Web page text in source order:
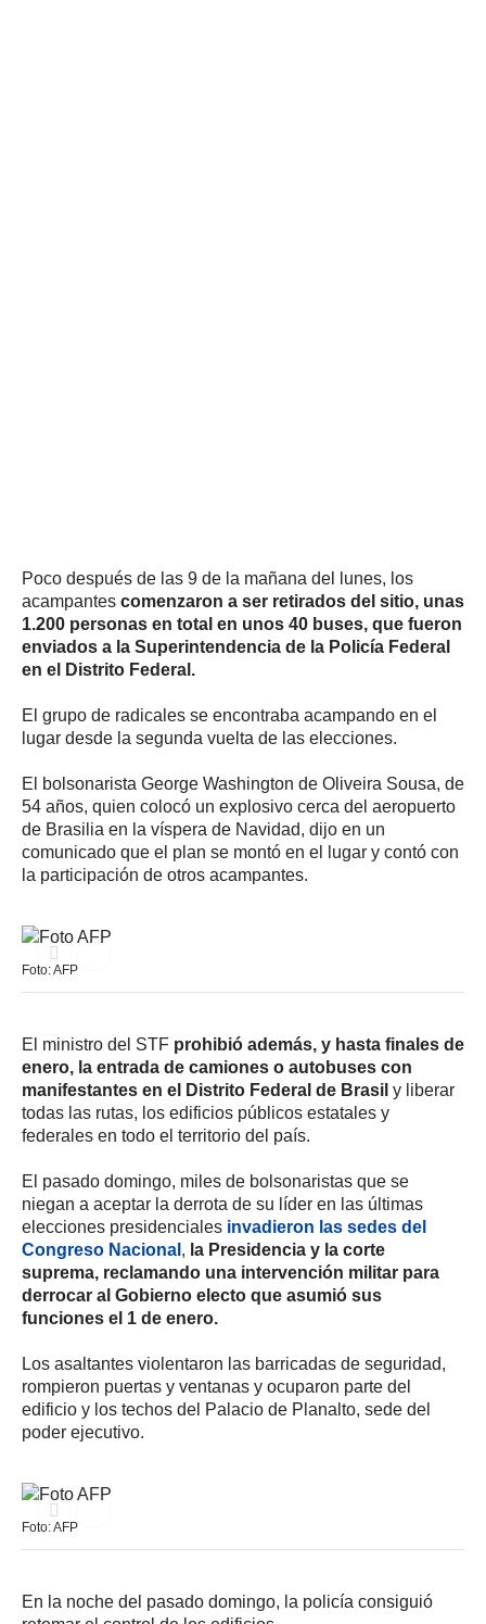
Poco después de las 9 de la mañana del lunes, los
acampantes comenzaron a ser retirados del sitio, unas
1.200 personas en total en unos 40 buses, que fueron
enviados a la Superintendencia de la Policía Federal
en el Distrito Federal.
El grupo de radicales se encontraba acampando en el
lugar desde la segunda vuelta de las elecciones.
El bolsonarista George Washington de Oliveira Sousa, de
54 años, quien colocó un explosivo cerca del aeropuerto
de Brasilia en la víspera de Navidad, dijo en un
comunicado que el plan se montó en el lugar y contó con
la participación de otros acampantes.
Foto: AFP
El ministro del STF prohibió además, y hasta finales de
enero, la entrada de camiones o autobuses con
manifestantes en el Distrito Federal de Brasil y liberar
todas las rutas, los edificios públicos estatales y
federales en todo el territorio del país.
El pasado domingo, miles de bolsonaristas que se
niegan a aceptar la derrota de su líder en las últimas
elecciones presidenciales invadieron las sedes del
Congreso Nacional , la Presidencia y la corte
suprema, reclamando una intervención militar para
derrocar al Gobierno electo que asumió sus
funciones el 1 de enero.
Los asaltantes violentaron las barricadas de seguridad,
rompieron puertas y ventanas y ocuparon parte del
edificio y los techos del Palacio de Planalto, sede del
poder ejecutivo.
Foto: AFP
En la noche del pasado domingo, la policía consiguió